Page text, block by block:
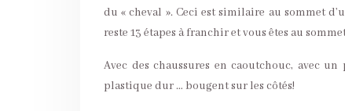
du « cheval ». Ceci est similaire au sommet
reste 13 étapes à franchir et vous êtes au
Avec des chaussures en caoutchouc, avec
plastique dur … bougent sur les côtés!